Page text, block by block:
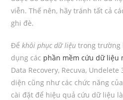
viễn. Thế nên, hãy tránh tất cả
ghi đè.
Đểkhôi phục dữ liệu trong trường
dụng các phần mềm cứu dữ liệu
Data Recovery, Recuva,
diện cũng như các chức năng
cài đặt để hiệu quả cứu dữ liệu